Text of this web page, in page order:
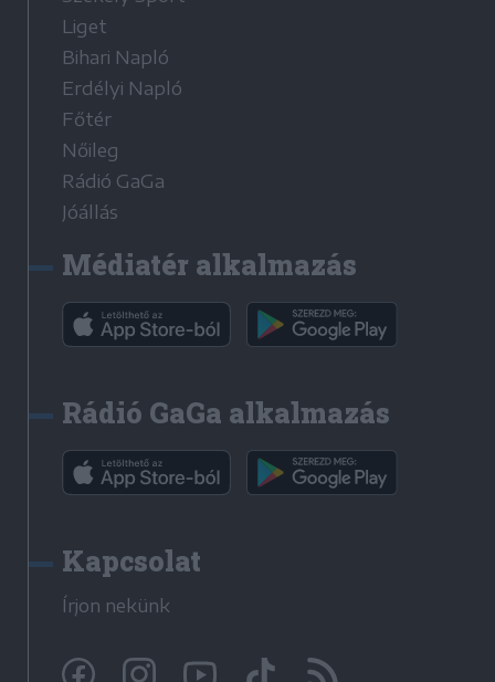
Liget
Bihari Napló
Erdélyi Napló
Főtér
Nőileg
Rádió GaGa
Jóállás
Médiatér alkalmazás
Rádió GaGa alkalmazás
Kapcsolat
Írjon nekünk